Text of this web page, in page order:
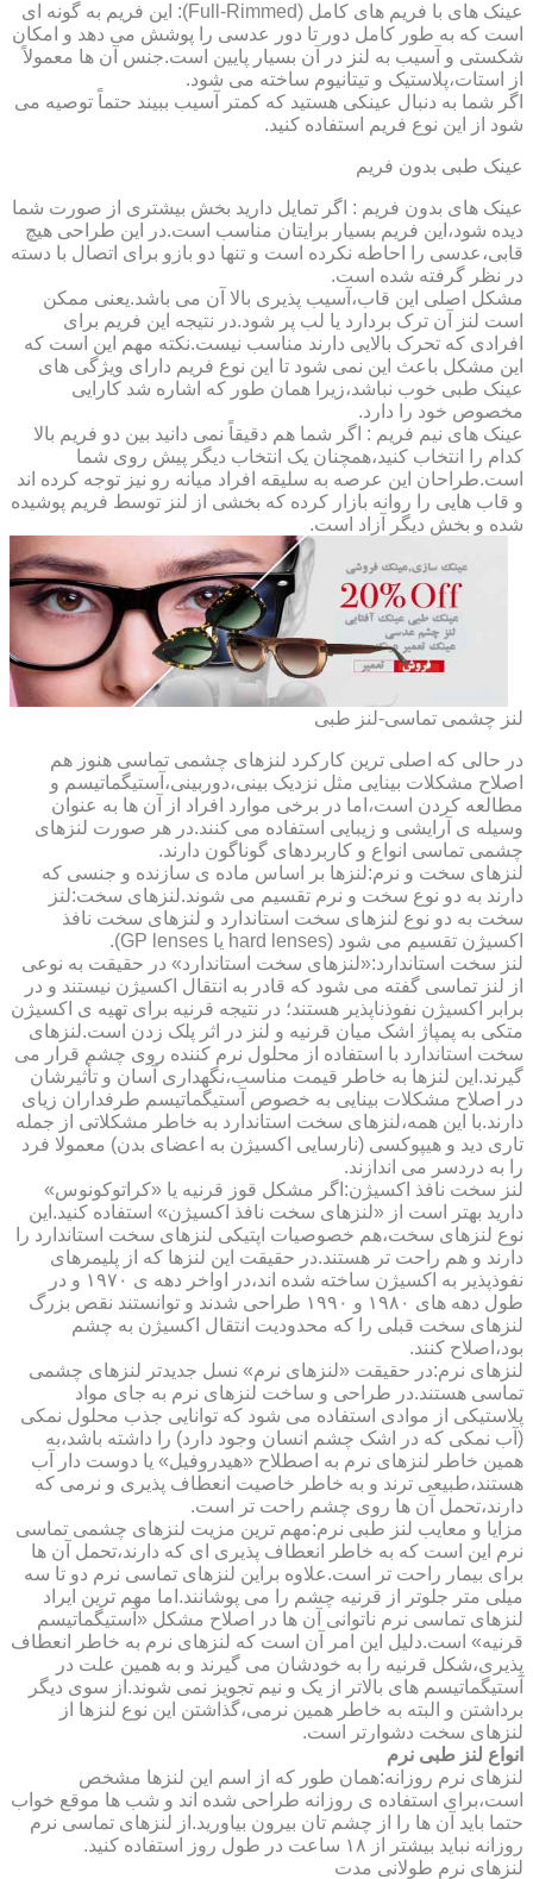
عینک های با فریم های کامل (Full-Rimmed): این فریم به گونه ای
است که به طور کامل دور تا دور عدسی را پوشش می دهد و امکان
شکستی و آسیب به لنز در آن بسیار پایین است.جنس آن ها معمولاً
از استات،پلاستیک و تیتانیوم ساخته می شود.
اگر شما به دنبال عینکی هستید که کمتر آسیب ببیند حتماً توصیه می
شود از این نوع فریم استفاده کنید.
عینک طبی بدون فریم
عینک های بدون فریم : اگر تمایل دارید بخش بیشتری از صورت شما
دیده شود،این فریم بسیار برایتان مناسب است.در این طراحی هیچ
قابی،عدسی را احاطه نکرده است و تنها دو بازو برای اتصال با دسته
در نظر گرفته شده است.
مشکل اصلی این قاب،آسیب پذیری بالا آن می باشد.یعنی ممکن
است لنز آن ترک بردارد یا لب پر شود.در نتیجه این فریم برای
افرادی که تحرک بالایی دارند مناسب نیست.نکته مهم این است که
این مشکل باعث این نمی شود تا این نوع فریم دارای ویژگی های
عینک طبی خوب نباشد،زیرا همان طور که اشاره شد کارایی
مخصوص خود را دارد.
عینک های نیم فریم : اگر شما هم دقیقاً نمی دانید بین دو فریم بالا
کدام را انتخاب کنید،همچنان یک انتخاب دیگر پیش روی شما
است.طراحان این عرصه به سلیقه افراد میانه رو نیز توجه کرده اند
و قاب هایی را روانه بازار کرده که بخشی از لنز توسط فریم پوشیده
شده و بخش دیگر آزاد است.
لنز چشمی تماسی-لنز طبی
در حالی که اصلی ترین کارکرد لنزهای چشمی تماسی هنوز هم
اصلاح مشکلات بینایی مثل نزدیک بینی،دوربینی،آستیگماتیسم و
مطالعه کردن است،اما در برخی موارد افراد از آن ها به عنوان
وسیله ی آرایشی و زیبایی استفاده می کنند.در هر صورت لنزهای
چشمی تماسی انواع و کاربردهای گوناگون دارند.
لنزهای سخت و نرم:لنزها بر اساس ماده ی سازنده و جنسی که
دارند به دو نوع سخت و نرم تقسیم می شوند.لنزهای سخت:لنز
سخت به دو نوع لنزهای سخت استاندارد و لنزهای سخت نافذ
اکسیژن تقسیم می شود (hard lenses یا GP lenses).
لنز سخت استاندارد:«لنزهای سخت استاندارد» در حقیقت به نوعی
از لنز تماسی گفته می شود که قادر به انتقال اکسیژن نیستند و در
برابر اکسیژن نفوذناپذیر هستند؛ در نتیجه قرنیه برای تهیه ی اکسیژن
متکی به پمپاژ اشک میان قرنیه و لنز در اثر پلک زدن است.لنزهای
سخت استاندارد با استفاده از محلول نرم کننده روی چشم قرار می
گیرند.این لنزها به خاطر قیمت مناسب،نگهداری آسان و تأثیرشان
در اصلاح مشکلات بینایی به خصوص آستیگماتیسم طرفداران زیای
دارند.با این همه،لنزهای سخت استاندارد به خاطر مشکلاتی از جمله
تاری دید و هیپوکسی (نارسایی اکسیژن به اعضای بدن) معمولا فرد
را به دردسر می اندازند.
لنز سخت نافذ اکسیژن:اگر مشکل قوز قرنیه یا «کراتوکونوس»
دارید بهتر است از «لنزهای سخت نافذ اکسیژن» استفاده کنید.این
نوع لنزهای سخت،هم خصوصیات اپتیکی لنزهای سخت استاندارد را
دارند و هم راحت تر هستند.در حقیقت این لنزها که از پلیمرهای
نفوذپذیر به اکسیژن ساخته شده اند،در اواخر دهه ی ۱۹۷۰ و در
طول دهه های ۱۹۸۰ و ۱۹۹۰ طراحی شدند و توانستند نقص بزرگ
لنزهای سخت قبلی را که محدودیت انتقال اکسیژن به چشم
بود،اصلاح کنند.
لنزهای نرم:در حقیقت «لنزهای نرم» نسل جدیدتر لنزهای چشمی
تماسی هستند.در طراحی و ساخت لنزهای نرم به جای مواد
پلاستیکی از موادی استفاده می شود که توانایی جذب محلول نمکی
(آب نمکی که در اشک چشم انسان وجود دارد) را داشته باشد،به
همین خاطر لنزهای نرم به اصطلاح «هیدروفیل» یا دوست دار آب
هستند،طبیعی ترند و به خاطر خاصیت انعطاف پذیری و نرمی که
دارند،تحمل آن ها روی چشم راحت تر است.
مزایا و معایب لنز طبی نرم:مهم ترین مزیت لنزهای چشمی تماسی
نرم این است که به خاطر انعطاف پذیری ای که دارند،تحمل آن ها
برای بیمار راحت تر است.علاوه براین لنزهای تماسی نرم دو تا سه
میلی متر جلوتر از قرنیه چشم را می پوشانند.اما مهم ترین ایراد
لنزهای تماسی نرم ناتوانی آن ها در اصلاح مشکل «آستیگماتیسم
قرنیه» است.دلیل این امر آن است که لنزهای نرم به خاطر انعطاف
پذیری،شکل قرنیه را به خودشان می گیرند و به همین علت در
آستیگماتیسم های بالاتر از یک و نیم تجویز نمی شوند.از سوی دیگر
برداشتن و البته به خاطر همین نرمی،گذاشتن این نوع لنزها از
لنزهای سخت دشوارتر است.
انواع لنز طبی نرم
لنزهای نرم روزانه:همان طور که از اسم این لنزها مشخص
است،برای استفاده ی روزانه طراحی شده اند و شب ها موقع خواب
حتما باید آن ها را از چشم تان بیرون بیاورید.از لنزهای تماسی نرم
روزانه نباید بیشتر از ۱۸ ساعت در طول روز استفاده کنید.
لنزهای نرم طولانی مدت